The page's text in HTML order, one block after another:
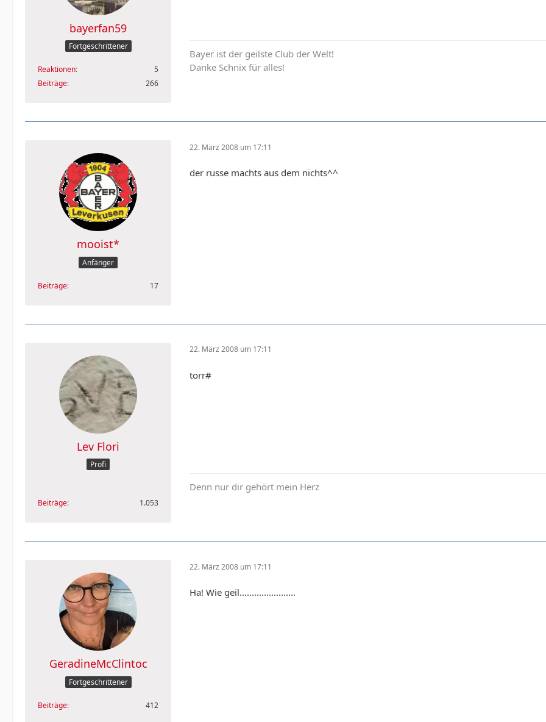
bayerfan59
Fortgeschrittener
Reaktionen
5
Beiträge
266
Bayer ist der geilste Club der Welt!
Danke Schnix für alles!
mooist*
Anfänger
Beiträge 17
22. März 2008 um 17:11
der russe machts aus dem nichts^^
Lev Flori
Profi
Beiträge 1.053
22. März 2008 um 17:11
torr#
Denn nur dir gehört mein Herz
GeradineMcClintoc
Fortgeschrittener
Beiträge 412
22. März 2008 um 17:11
Ha! Wie geil.......................